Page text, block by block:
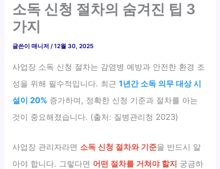
소독 신청 절차의 숨겨진 팁 3
가지
글쓴이매니저/12월 30, 2025
사업장 소독 신청 절차는 감염병 예방과 안전한 환경 조
성을 위해 필수적입니다. 최근1년간 소독 의무 대상 시
설이 20% 증가하며, 정확한 신청 기준과 절차를 아는
것이 중요해졌습니다. (출처: 질병관리청 2023)
사업장 관리자라면 소독 신청 절차와 기준을 반드시 알
아야 합니다. 그렇다면 어떤 절차를 거쳐야 할지 궁금하